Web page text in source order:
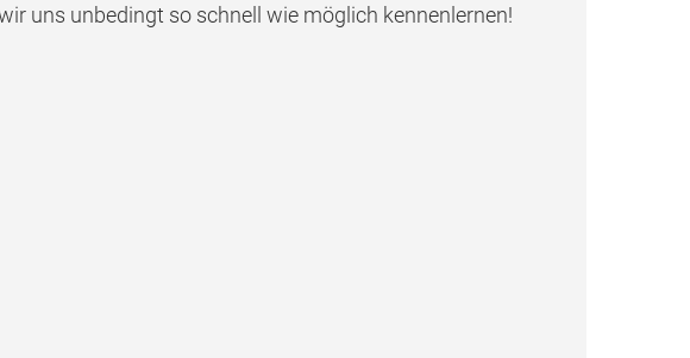
uns unbedingt so schnell wie möglich kennenlernen!